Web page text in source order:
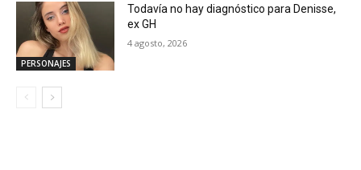
PERSONAJES
Todavía no hay diagnóstico para Denisse,
ex GH
4 agosto, 2026